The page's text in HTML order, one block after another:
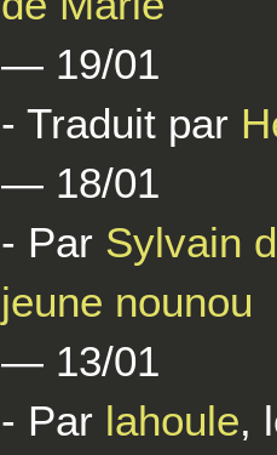
— 19/01
- Traduit par
— 18/01
- Par Sylvain
jeune nounou
— 13/01
- Par lahoule,